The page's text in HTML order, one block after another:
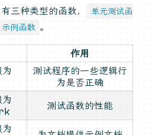
三种类型的函数，
单元测试函
示例函数 。
作用
测试程序的一些逻辑行
为是否正确
测试函数的性能